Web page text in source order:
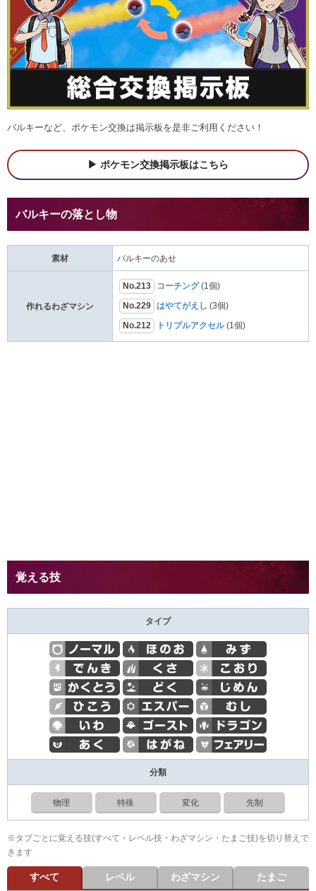
バルキーなど、ポケモン交換は掲示板を是非ご利用ください！
ポケモン交換掲示板はこちら
バルキーの落とし物
素材 バルキーのあせ
作れるわざマシン
No.213 コーチング (1個)
No.229 はやてがえし (3個)
No.212 トリプルアクセル(1個)
覚える技
タイプ
分類
物理 特殊 変化 先制
※タブごとに覚える技(すべて・レベル技・わざマシン・たまご技)を切り替えで
きます
すべて レベル わざマシン たまご